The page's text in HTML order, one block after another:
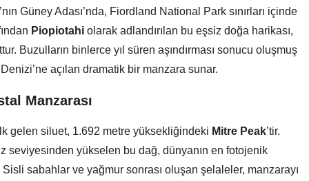
Güney Adası’nda, Fiordland National Park sınırları içinde
Piopiotahi olarak adlandırılan bu eşsiz doğa harikası,
Buzulların binlerce yıl süren aşındırması sonucu oluşmuş
açılan dramatik bir manzara sunar.
Manzarası
gelen siluet, 1.692 metre yüksekliğindeki Mitre Peak’tir.
seviyesinden yükselen bu dağ, dünyanın en fotojenik
sabahlar ve yağmur sonrası oluşan şelaleler, manzarayı